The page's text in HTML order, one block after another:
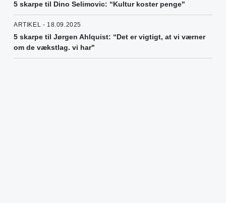
5 skarpe til Dino Selimovic: “Kultur koster penge"
ARTIKEL - 18.09.2025
5 skarpe til Jørgen Ahlquist: “Det er vigtigt, at vi værner
om de vækstlag. vi har"